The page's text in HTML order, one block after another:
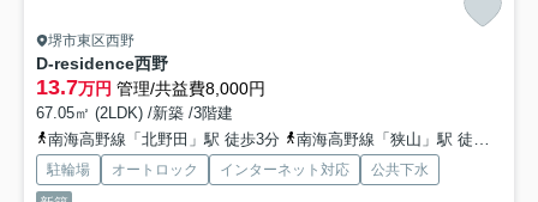
堺市東区西野
D-residence西野
13.7万円 管理/共益費8,000円
67.05㎡ (2LDK) /新築 /3階建
南海高野線「北野田」駅 徒歩3分
南海高野線「狭山」駅 徒歩15分
駐輪場 オートロック インターネット対応
公共下水